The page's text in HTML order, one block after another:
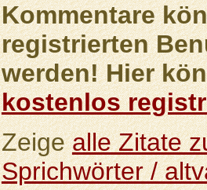
Kommentare
registrierten
werden! Hier
kostenlos
Zeigealle Zitate
Sprichwörter /